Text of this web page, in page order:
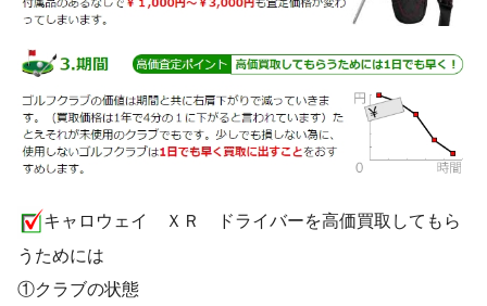
キャロウェイ ＸＲ ドライバーを高価買取してもら
うためには
①クラブの状態